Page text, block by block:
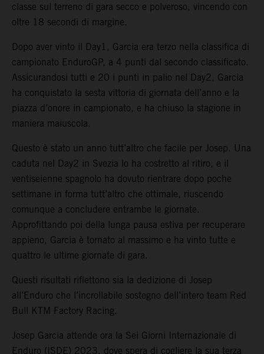
classe sul terreno di gara secco e polveroso, vincendo con
oltre 18 secondi di margine.
Dopo aver vinto il Day1, Garcia era terzo nella classifica di
campionato EnduroGP, a 4 punti dal secondo classificato.
Assicurandosi tutti e 20 i punti in palio nel Day2, Garcia
ha conquistato la sesta vittoria di giornata dell’anno e la
piazza d’onore in campionato, e ha chiuso la stagione in
maniera maiuscola.
Questo è stato un anno tutt’altro che facile per Josep. Una
caduta nel Day2 in Svezia lo ha costretto al ritiro, e il
ventiseienne spagnolo ha dovuto rientrare dopo poche
settimane in forma tutt’altro che ottimale, riuscendo
comunque a concludere entrambe le giornate.
Approfittando poi della lunga pausa estiva per recuperare
appieno, Garcia è tornato al massimo e ha vinto tutte e
quattro le ultime giornate di gara.
Questi risultati riflettono sia la dedizione di Josep
all’Enduro che l’incrollabile sostegno dell’intero team Red
Bull KTM Factory Racing.
Josep Garcia attende ora la Sei Giorni Internazionale di
Enduro (ISDE) 2023, dove spera di cogliere la sua terza